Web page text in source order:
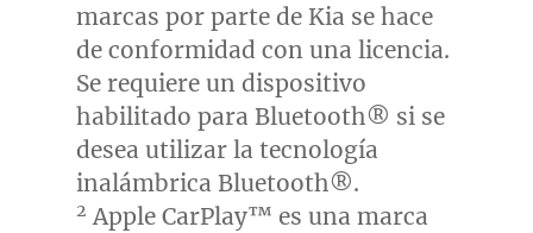
marcas por parte de Kia se hace
de conformidad con una licencia.
Se requiere un dispositivo
habilitado para Bluetooth® si se
desea utilizar la tecnología
inalámbrica Bluetooth®.
2 Apple CarPlay™ es una marca